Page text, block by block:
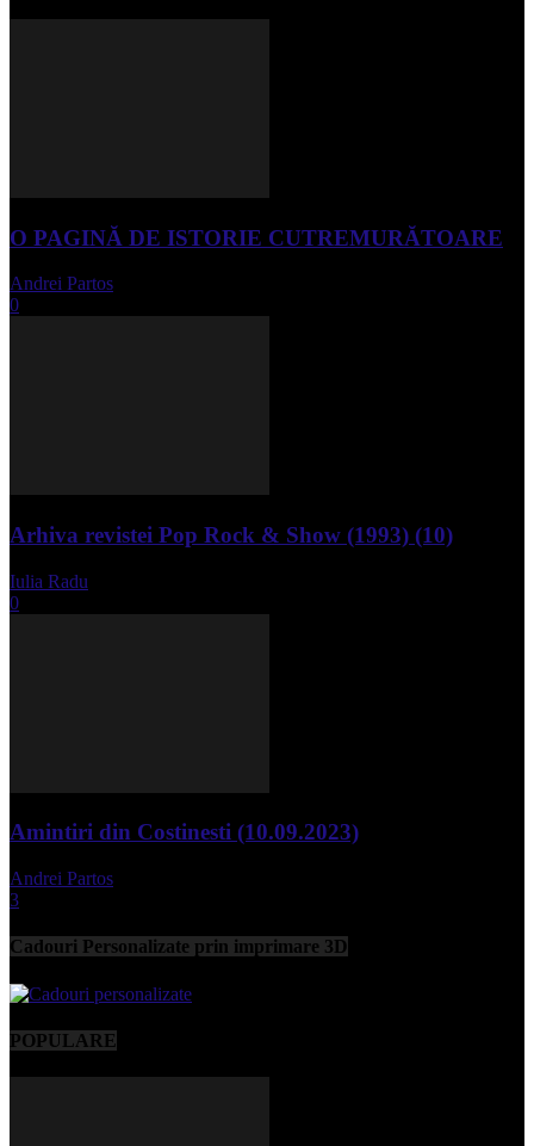
O PAGINĂ DE ISTORIE CUTREMURĂTOARE
Andrei Partos
0
Arhiva revistei Pop Rock & Show (1993) (10)
Iulia Radu
0
Amintiri din Costinesti (10.09.2023)
Andrei Partos
3
Cadouri Personalizate prin imprimare 3D
POPULARE